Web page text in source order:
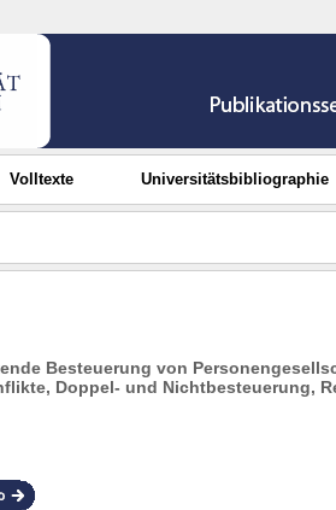
Volltexte Universitätsbibliographie
Besteuerung von
Doppel- und Nichtbesteuerung,